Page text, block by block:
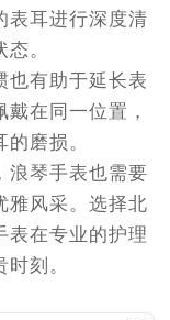
表耳进行深度清
。
有助于延长表
在同一位置，
磨损。
琴手表也需要
雅风采。选择北
表在专业的护理
刻。